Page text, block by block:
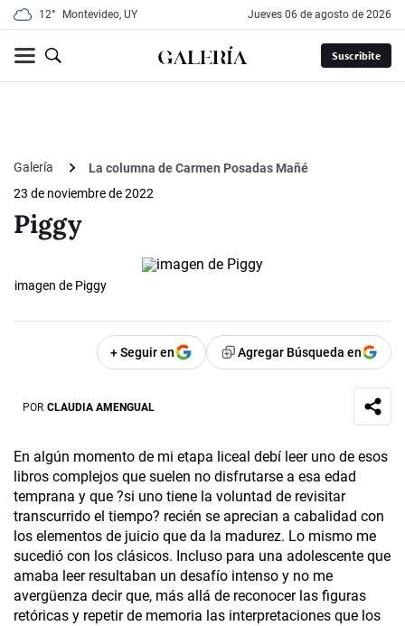
12° Montevideo, UY jueves 06 de agosto de 2026
Suscribite
Galería
La columna de Carmen Posadas Mañé
23 de noviembre de 2022
Piggy
imagen de Piggy
+ Seguir en Agregar Búsqueda en
POR CLAUDIA AMENGUAL
En algún momento de mi etapa liceal debí leer uno de esos
libros complejos que suelen no disfrutarse a esa edad
temprana y que ?si uno tiene la voluntad de revisitar
transcurrido el tiempo? recién se aprecian a cabalidad con
los elementos de juicio que da la madurez. Lo mismo me
sucedió con los clásicos. Incluso para una adolescente que
amaba leer resultaban un desafío intenso y no me
avergüenza decir que, más allá de reconocer las figuras
retóricas y repetir de memoria las interpretaciones que los